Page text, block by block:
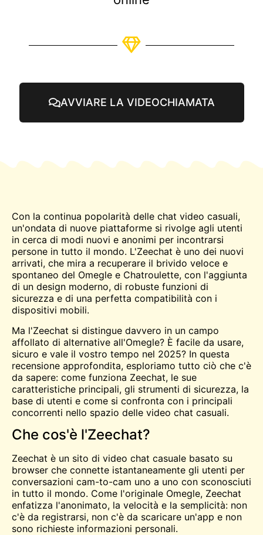
AVVIARE LA VIDEOCHIAMATA
Con la continua popolarità delle chat video casuali,
un'ondata di nuove piattaforme si rivolge agli utenti
in cerca di modi nuovi e anonimi per incontrarsi
persone in tutto il mondo. L'Zeechat è uno dei nuovi
arrivati, che mira a recuperare il brivido veloce e
spontaneo del Omegle e Chatroulette, con l'aggiunta
di un design moderno, di robuste funzioni di
sicurezza e di una perfetta compatibilità con i
dispositivi mobili.
Ma l'Zeechat si distingue davvero in un campo
affollato di alternative all'Omegle? È facile da usare,
sicuro e vale il vostro tempo nel 2025? In questa
recensione approfondita, esploriamo tutto ciò che c'è
da sapere: come funziona Zeechat, le sue
caratteristiche principali, gli strumenti di sicurezza, la
base di utenti e come si confronta con i principali
concorrenti nello spazio delle video chat casuali.
Che cos'è l'Zeechat?
Zeechat è un sito di video chat casuale basato su
browser che connette istantaneamente gli utenti per
conversazioni cam-to-cam uno a uno con sconosciuti
in tutto il mondo. Come l'originale Omegle, Zeechat
enfatizza l'anonimato, la velocità e la semplicità: non
c'è da registrarsi, non c'è da scaricare un'app e non
sono richieste informazioni personali.